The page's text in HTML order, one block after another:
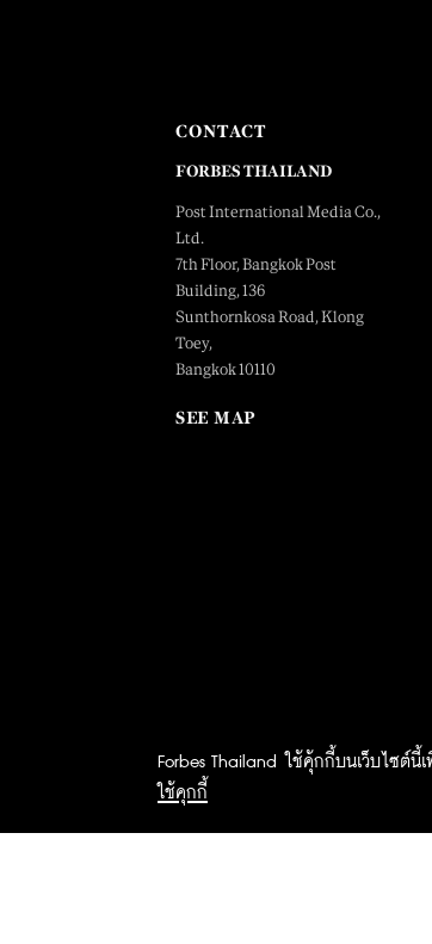
Forbes Thailand ใช้คุ้กกี้บนเว็บไซต์นี้
ใช้คุกกี้
CONTACT
FORBES THAILAND
Post International Media Co.,
Ltd.
7th Floor, Bangkok Post
Building, 136
Sunthornkosa Road, Klong
Toey,
Bangkok 10110
SEE MAP